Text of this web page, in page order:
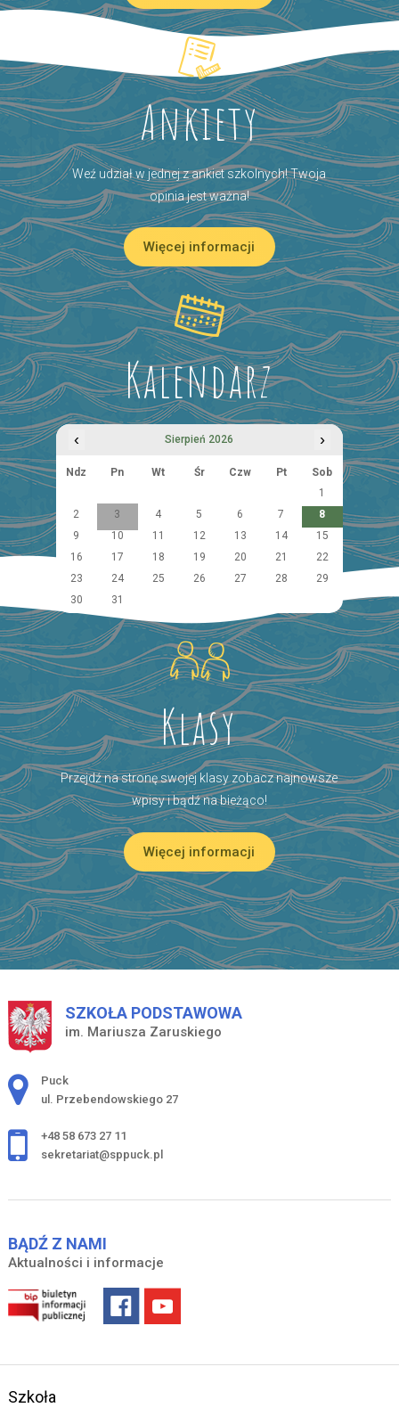
Ankiety
Weź udział w jednej z ankiet szkolnych! Twoja
opinia jest ważna!
Więcej informacji
Kalendarz
‹ Sierpień 2026 ›
Ndz Pn Wt Śr Czw Pt
Sob
1
2
3 4 5 6 7
8
9
10 11 12 13 14
15
16
17 18 19 20 21
22
23
24 25 26 27 28
29
30
31
Klasy
Przejdź na stronę swojej klasy zobacz najnowsze
wpisy i bądź na bieżąco!
Więcej informacji
SZKOŁA PODSTAWOWA
im. Mariusza Zaruskiego
Adres pocztowy:
Puck
ul. Przebendowskiego 27
+48 58 673 27 11
sekretariat@sppuck.pl
BĄDŹ Z NAMI
Aktualności i informacje
Szkoła